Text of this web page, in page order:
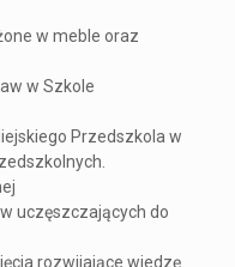
w meble oraz
w Szkole
Przedszkola w
uczęszczających do
rozwijające wiedzę